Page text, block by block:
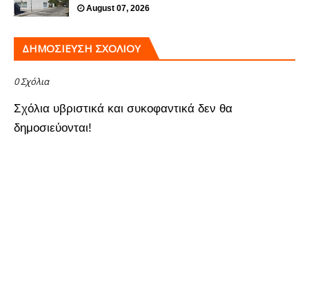
August 07, 2026
ΔΗΜΟΣΊΕΥΣΗ ΣΧΟΛΊΟΥ
0 Σχόλια
Σχόλια υβριστικά και συκοφαντικά δεν θα
δημοσιεύονται!